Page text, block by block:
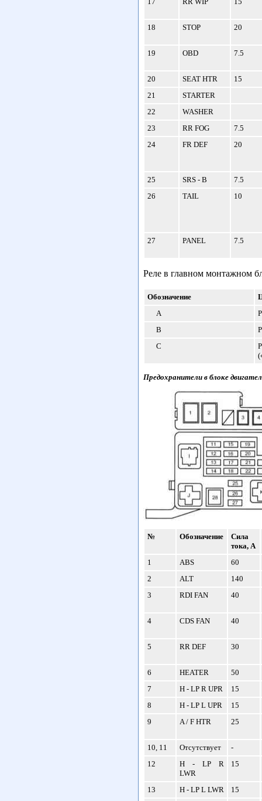
18 STOP 20
19 OBD 7.5
20 SEAT HTR
15
21
STARTER
22
WASHER
23
RR FOG
7.5
24
FR DEF 20
25 SRS - B
7.5
26
TAIL 10
27 PANEL 7.5
Реле в главном монтажном
Обозначение
A
B
C
Предохранители в блоке
№ Обозначение
Сила
тока, А
1
ABS
60
2
ALT
140
3
RDI FAN 40
4 CDS FAN 40
5 RR DEF 30
6 HEATER
50
7
H - LP R UPR
15
8
H - LP L UPR
15
9
A / F HTR 25
10, 11 Отсутствует
-
12
H - LP R
LWR
15
13 H - LP L LWR
15